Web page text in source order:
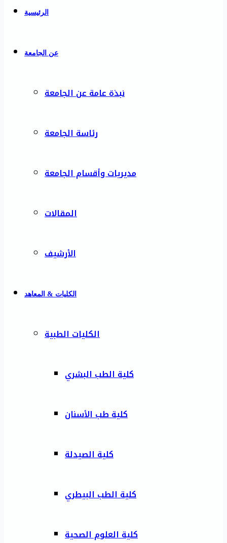
الرئيسية
عن الجامعة
نبذة عامة عن الجامعة
رئاسة الجامعة
مديريات وأقسام الجامعة
المقالات
الأرشيف
الكليات & المعاهد
الكليات الطبية
كلية الطب البشري
كلية طب الأسنان
كلية الصيدلة
كلية الطب البيطري
كلية العلوم الصحية